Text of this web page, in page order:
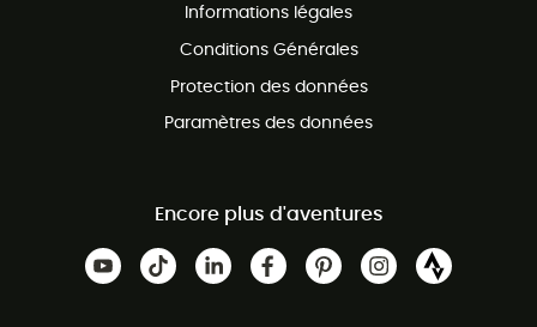
Informations légales
Conditions Générales
Protection des données
Paramètres des données
Encore plus d'aventures